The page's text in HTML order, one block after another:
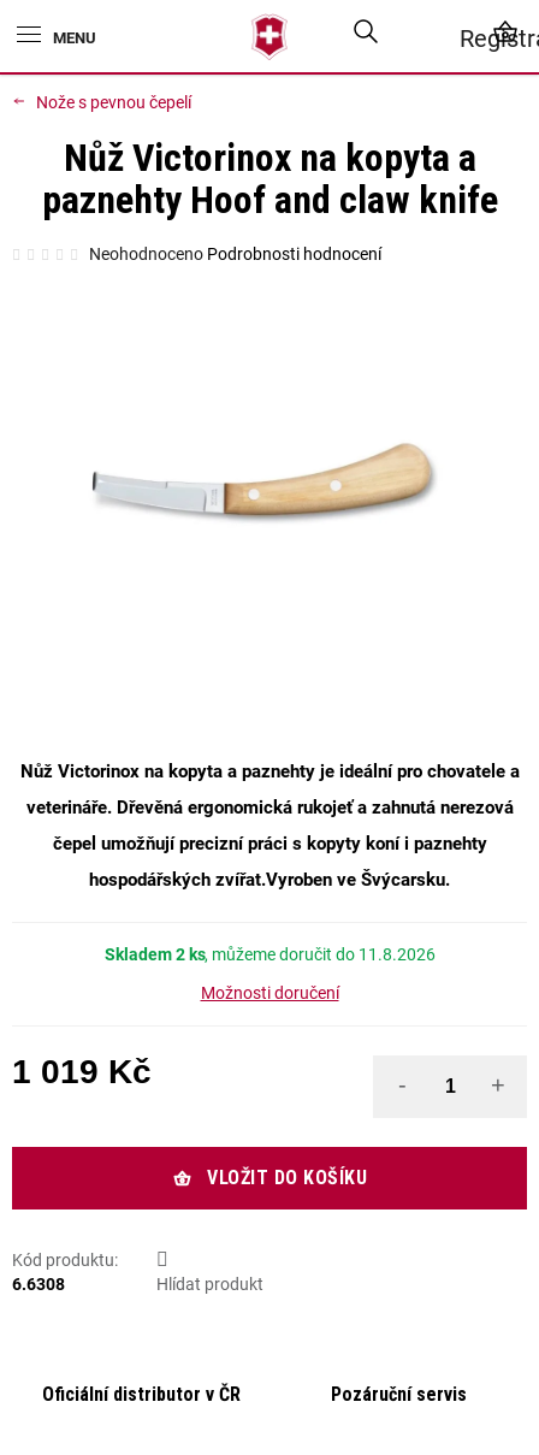
na
Nože s pevnou čepelí
Nůž Victorinox na kopyta a paznehtyje ideální pro chovatele a
veterináře. Dřevěná ergonomická rukojeť a zahnutá nerezová
čepel umožňují precizní práci s kopyty koní i paznehty
hospodářských zvířat.Vyroben ve Švýcarsku.
Skladem2 ks
11.8.2026
Možnosti doručení
1 019 Kč
VLOŽIT DO KOŠÍKU
Kód produktu:
6.6308
Hlídat produkt
Nůž Victorinox na kopyta a
paznehty Hoof and claw knife
Průměrné
hodnocení
Neohodnoceno Podrobnosti hodnocení
Oficiální distributor v ČR Pozáruční servis